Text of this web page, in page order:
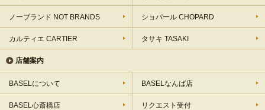
ノーブランド NOT BRANDS ショパール CHOPARD
カルティエ CARTIER タサキ TASAKI
店舗案内
BASELについて BASELなんば店
BASEL心斎橋店 リクエスト受付